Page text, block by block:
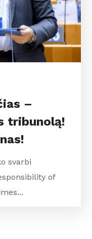
–
tribunolą!
svarbi
of